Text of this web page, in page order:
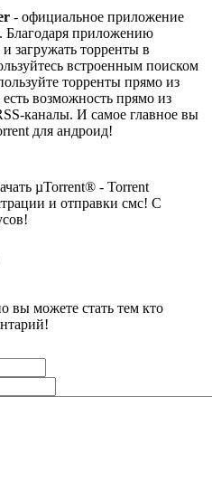
- официальное приложение
Благодаря приложению
загружать торренты в
встроенным поиском
торренты прямо из
возможность прямо из
каналы. И самое главное вы
для андроид!
µTorrent® - Torrent
и отправки смс! С
вы можете стать тем кто